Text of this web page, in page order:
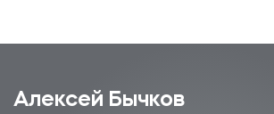
Алексей Бычков